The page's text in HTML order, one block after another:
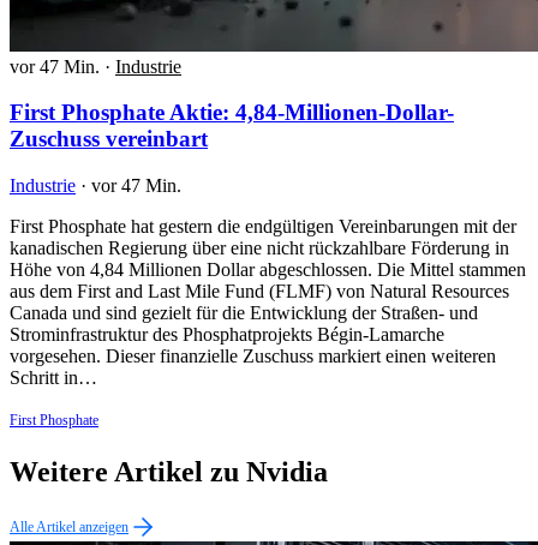
vor 47 Min. · Industrie
First Phosphate Aktie: 4,84-Millionen-Dollar-
Zuschuss vereinbart
Industrie · vor 47 Min.
First Phosphate hat gestern die endgültigen Vereinbarungen mit der
kanadischen Regierung über eine nicht rückzahlbare Förderung in
Höhe von 4,84 Millionen Dollar abgeschlossen. Die Mittel stammen
aus dem First and Last Mile Fund (FLMF) von Natural Resources
Canada und sind gezielt für die Entwicklung der Straßen- und
Strominfrastruktur des Phosphatprojekts Bégin-Lamarche
vorgesehen. Dieser finanzielle Zuschuss markiert einen weiteren
Schritt in…
First Phosphate
Weitere Artikel zu Nvidia
Alle Artikel anzeigen